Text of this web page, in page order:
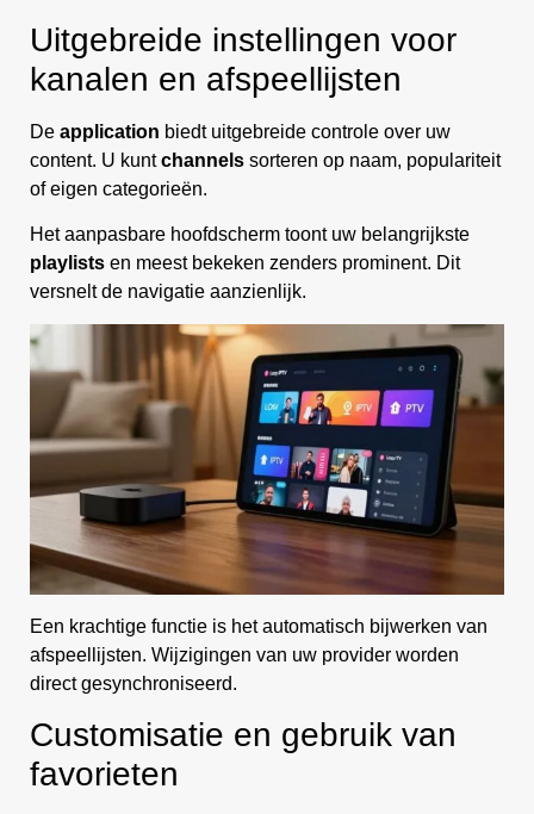
Uitgebreide instellingen voor
kanalen en afspeellijsten
De application biedt uitgebreide controle over uw
content. U kuntchannels sorteren op naam, populariteit
of eigen categorieën.
Het aanpasbare hoofdscherm toont uw belangrijkste
playlists en meest bekeken zenders prominent. Dit
versnelt de navigatie aanzienlijk.
Een krachtige functie is het automatisch bijwerken van
afspeellijsten. Wijzigingen van uw provider worden
direct gesynchroniseerd.
Customisatie en gebruik van
favorieten